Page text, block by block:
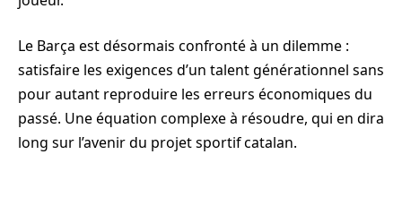
Le Barça est désormais confronté à un dilemme :
satisfaire les exigences d’un talent générationnel sans
pour autant reproduire les erreurs économiques du
passé. Une équation complexe à résoudre, qui en dira
long sur l’avenir du projet sportif catalan.